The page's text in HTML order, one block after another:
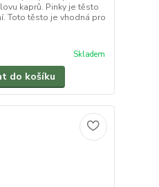
kaprů. Pinky je těsto
Toto těsto je vhodná pro
Skladem
do košíku